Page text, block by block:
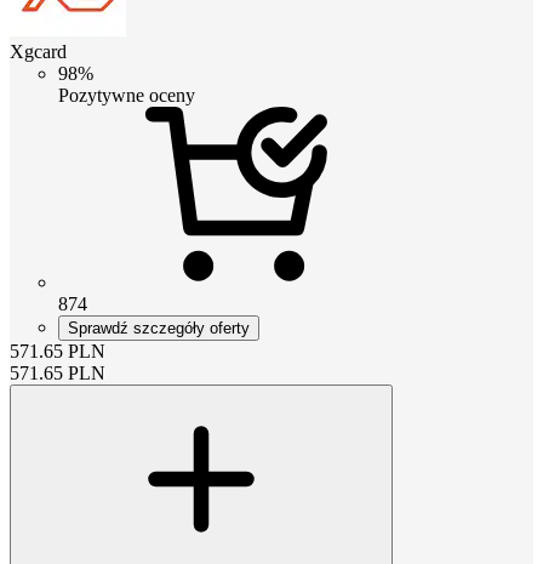
Xgcard
98%
Pozytywne oceny
874
Sprawdź szczegóły oferty
571.65 PLN
571.65 PLN